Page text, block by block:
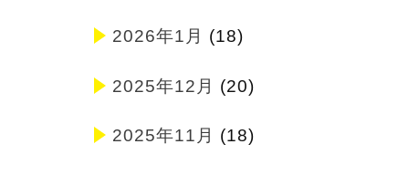
2026年1月 (18)
2025年12月 (20)
2025年11月 (18)